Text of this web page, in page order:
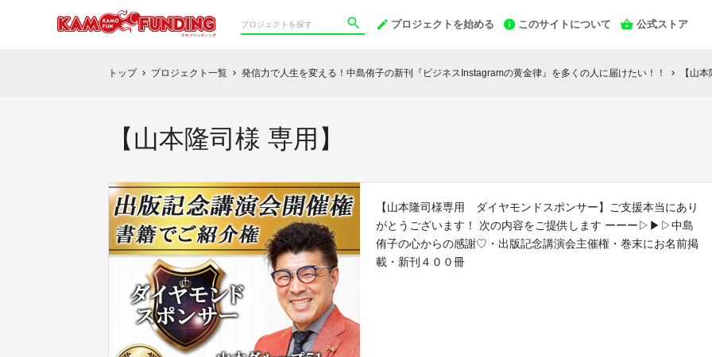
プロジェクトを始める このサイトについて 公式ストア
トップ chevron_right プロジェクト一覧 chevron_right 発信力で人生を変える！中島侑子の新刊『ビジネスInstagramの黄金律』を多くの人に届けたい！！ chevron_right 【山
【山本隆司様 専用】
【山本隆司様専用 ダイヤモンドスポンサー】ご支援本当にあり
がとうございます！ 次の内容をご提供します ーーー▷▶︎▷中島
侑子の心からの感謝♡・出版記念講演会主催権・巻末にお名前掲
載・新刊４００冊